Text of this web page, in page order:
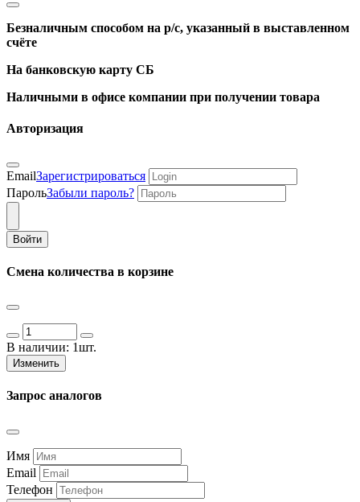
Безналичным способом на р/с, указанный в выставленном
счёте
На банковскую карту СБ
Наличными в офисе компании при получении товара
Авторизация
EmailЗарегистрироваться
ПарольЗабыли пароль?
Войти
Смена количества в корзине
В наличии: 1шт.
Изменить
Запрос аналогов
Имя
Email
Телефон